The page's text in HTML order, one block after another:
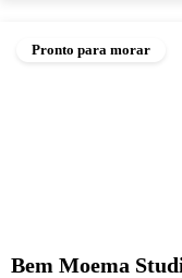
Pronto para morar
Bem Moema